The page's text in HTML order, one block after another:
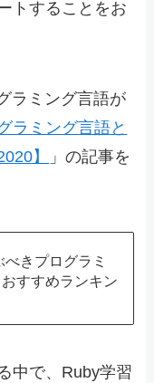
トすることをお
ラミング言語が
ラミング言語と
】
」の記事を
べきプログラミ
すすめランキン
中で、Ruby学習